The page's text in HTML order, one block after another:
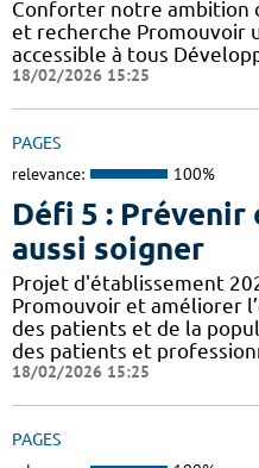
Conforter notre ambition
et recherche Promouvoir
accessible à tous
18/02/2026 15:25
PAGES
relevance: 100%
Défi 5 :
aussi soigner
Projet d'établissement
Promouvoir et améliorer
des patients et de la
des patients et
18/02/2026 15:25
PAGES